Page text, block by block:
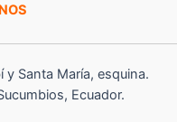
y Santa María, esquina.
Ecuador.